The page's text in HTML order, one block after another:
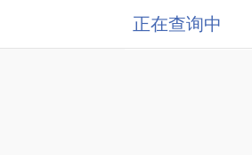
正在查询中